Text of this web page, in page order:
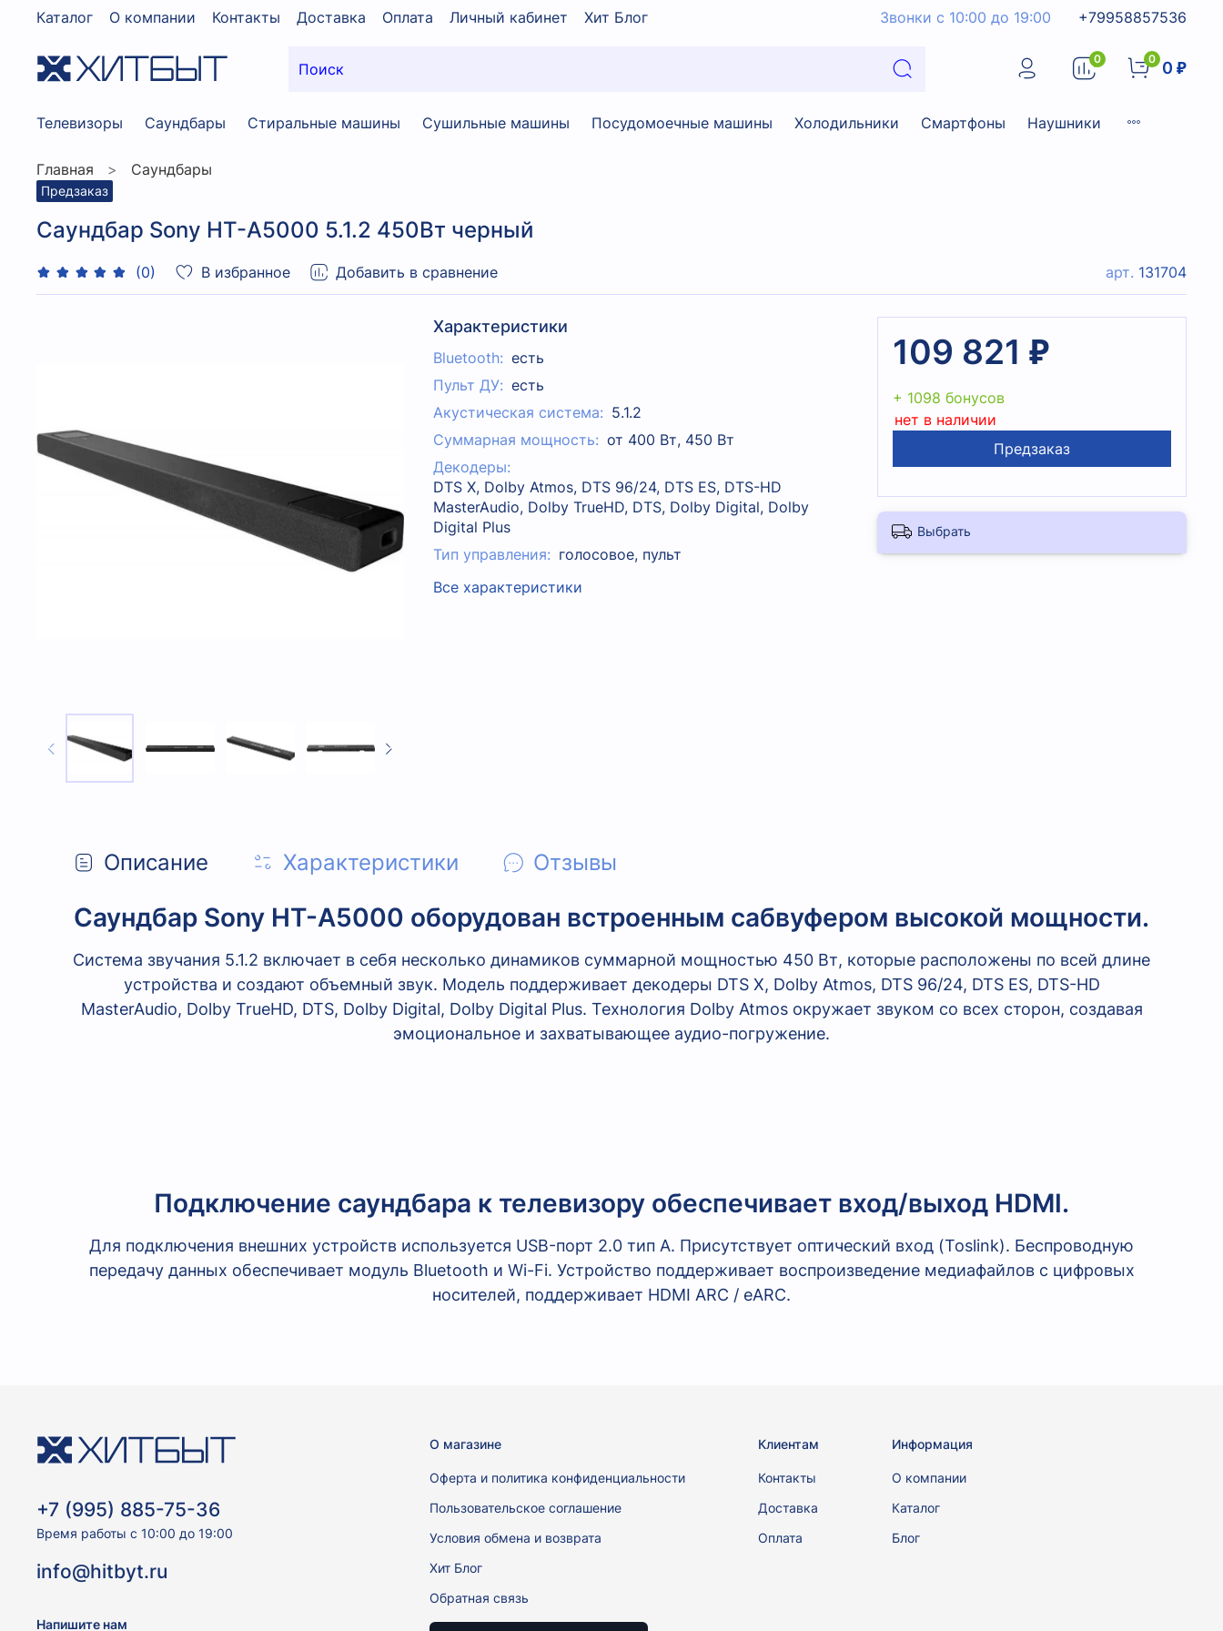
Каталог О компании Контакты Доставка Оплата Личный кабинет Хит Блог Звонки с 10:00 до 19:00 +79958857536
0 0 0 ₽
Телевизоры Саундбары Стиральные машины Сушильные машины Посудомоечные машины Холодильники Смартфоны Наушники
Главная Саундбары
Предзаказ
Саундбар Sony HT-A5000 5.1.2 450Вт черный
(0) В избранное Добавить в сравнение арт. 131704
Характеристики
Bluetooth: есть
Пульт ДУ: есть
Акустическая система: 5.1.2
Суммарная мощность: от 400 Вт, 450 Вт
Декодеры:
DTS X, Dolby Atmos, DTS 96/24, DTS ES, DTS-HD
MasterAudio, Dolby TrueHD, DTS, Dolby Digital, Dolby
Digital Plus
Тип управления: голосовое, пульт
Все характеристики
109 821 ₽
+ 1098 бонусов
нет в наличии
Предзаказ
Выбрать
Описание Характеристики Отзывы
Саундбар Sony HT-A5000 оборудован встроенным сабвуфером высокой мощности.
Система звучания 5.1.2 включает в себя несколько динамиков суммарной мощностью 450 Вт, которые расположены по всей длине
устройства и создают объемный звук. Модель поддерживает декодеры DTS X, Dolby Atmos, DTS 96/24, DTS ES, DTS-HD
MasterAudio, Dolby TrueHD, DTS, Dolby Digital, Dolby Digital Plus. Технология Dolby Atmos окружает звуком со всех сторон, создавая
эмоциональное и захватывающее аудио-погружение.
Подключение саундбара к телевизору обеспечивает вход/выход HDMI.
Для подключения внешних устройств используется USB-порт 2.0 тип А. Присутствует оптический вход (Toslink). Беспроводную
передачу данных обеспечивает модуль Bluetooth и Wi-Fi. Устройство поддерживает воспроизведение медиафайлов с цифровых
носителей, поддерживает HDMI ARC / eARC.
О магазине
Оферта и политика конфиденциальности
Пользовательское соглашение
Условия обмена и возврата
Хит Блог
Обратная связь
Клиентам
Контакты
Доставка
Оплата
Информация
О компании
Каталог
Блог
+7 (995) 885-75-36
Время работы с 10:00 до 19:00
info@hitbyt.ru
Напишите нам